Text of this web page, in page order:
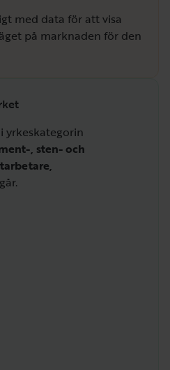
med data för att visa
på marknaden för den
yrkeskategorin
, sten- och